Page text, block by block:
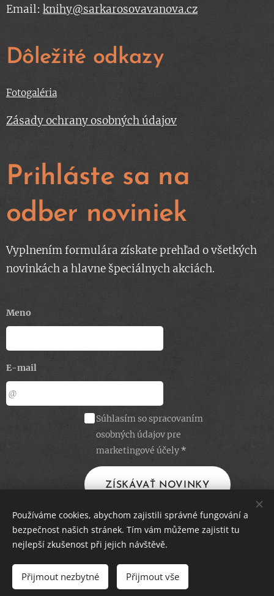
Email: knihy@sarkarosovavanova.cz
Dôležité odkazy
Fotogaléria
Zásady ochrany osobných údajov
Prihláste sa na
odber noviniek
Vyplnením formulára získate prehľad o všetkých
novinkách a hlavne špeciálnych akciách.
Meno
E-mail
Súhlasím so spracovaním
osobných údajov pre
marketingové účely
ZÍSKÁVAŤ NOVINKY
Obchodné podmienky Cookies
Jazyky
Čeština
Slovenčina
Používáme cookies, abychom zajistili správné fungování a
bezpečnost našich stránek. Tím vám můžeme zajistit tu
nejlepší zkušenost při jejich návštěvě.
Přijmout nezbytné Přijmout vše